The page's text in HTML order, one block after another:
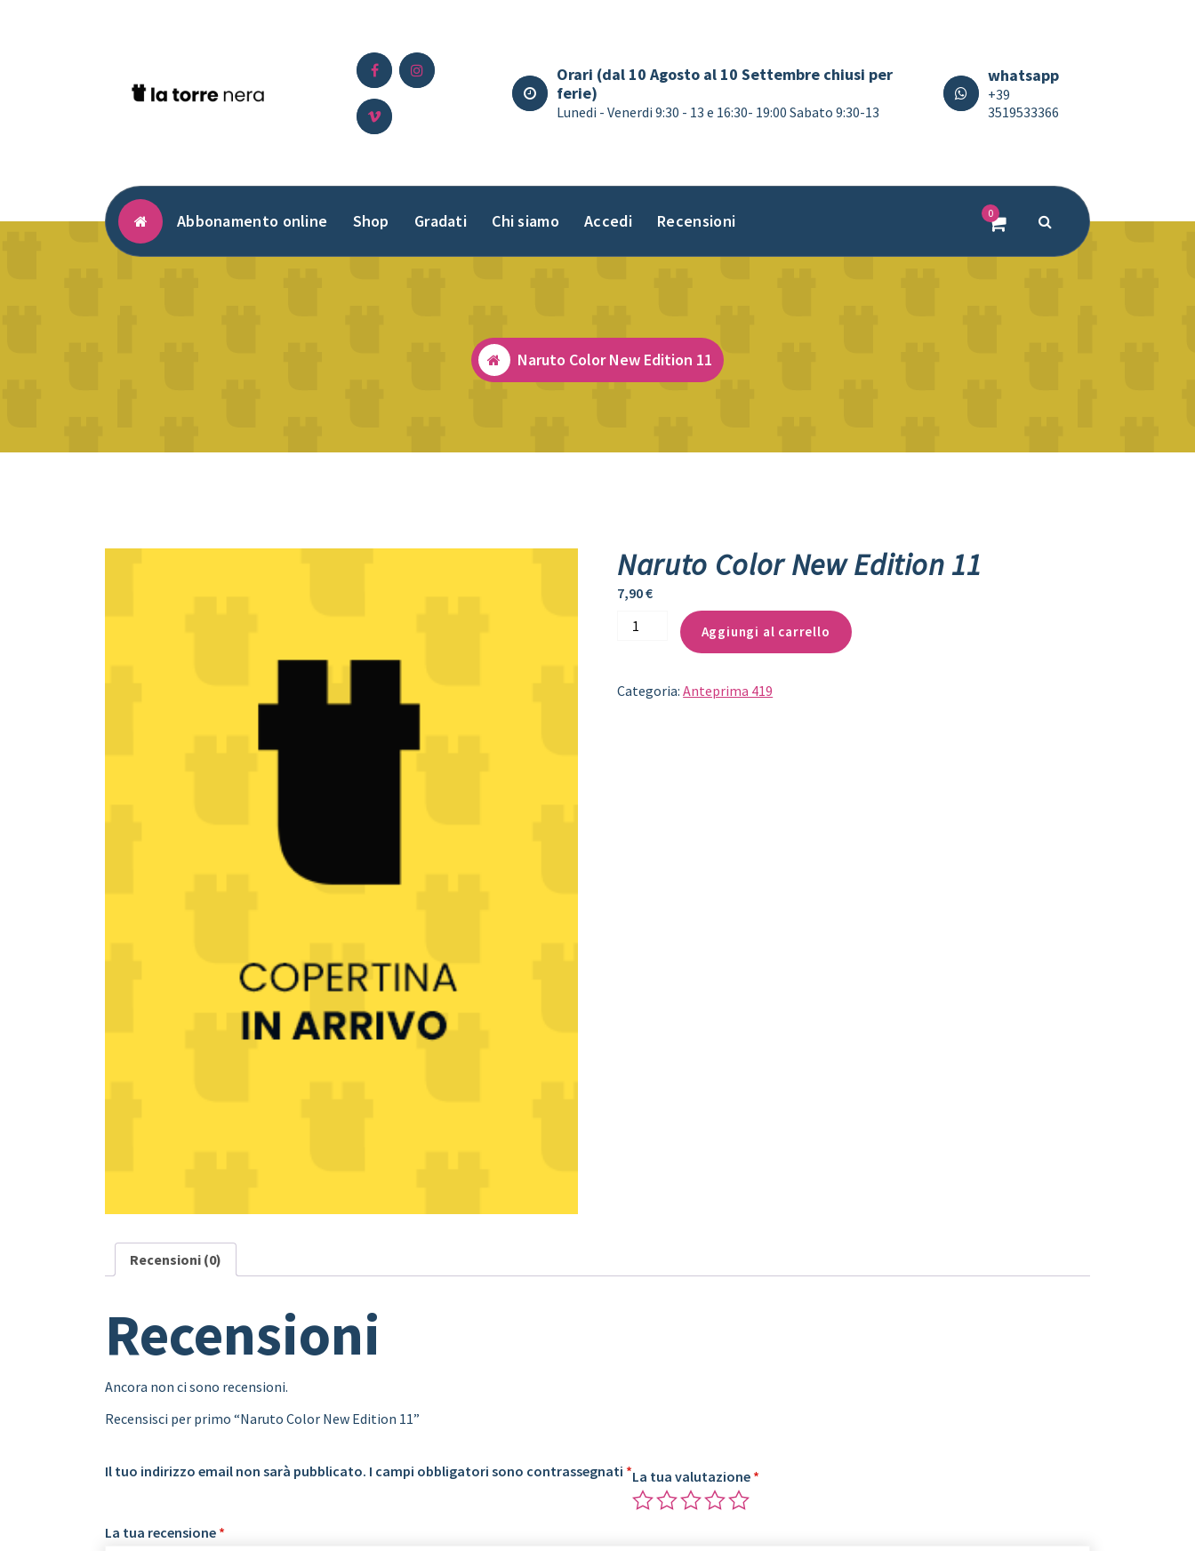
Orari (dal 10 Agosto al 10 Settembre chiusi per
ferie)
Lunedi - Venerdi 9:30 - 13 e 16:30- 19:00 Sabato 9:30-13
whatsapp
+39
3519533366
Abbonamento online Shop Gradati Chi siamo Accedi Recensioni 0
Naruto Color New Edition 11
Naruto Color New Edition 11
7,90€
Naruto
Color
11
Aggiungi al carrello
Categoria:Anteprima 419
Recensioni (0)
Recensioni
Ancora non ci sono recensioni.
Recensisci per primo “Naruto Color New Edition 11”
Il tuo indirizzo email non sarà pubblicato. I campi obbligatori sono contrassegnati *La tua valutazione *
La tua recensione *